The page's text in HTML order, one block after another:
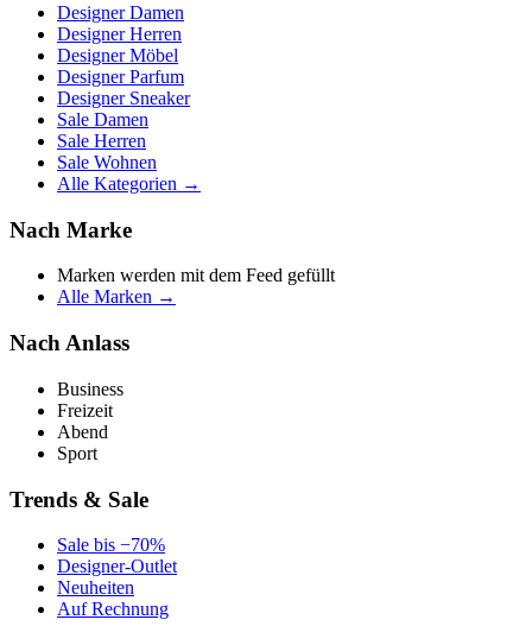
Designer Damen
Designer Herren
Designer Möbel
Designer Parfum
Designer Sneaker
Sale Damen
Sale Herren
Sale Wohnen
Alle Kategorien →
Nach Marke
Marken werden mit dem Feed gefüllt
Alle Marken →
Nach Anlass
Business
Freizeit
Abend
Sport
Trends & Sale
Sale bis −70%
Designer-Outlet
Neuheiten
Auf Rechnung